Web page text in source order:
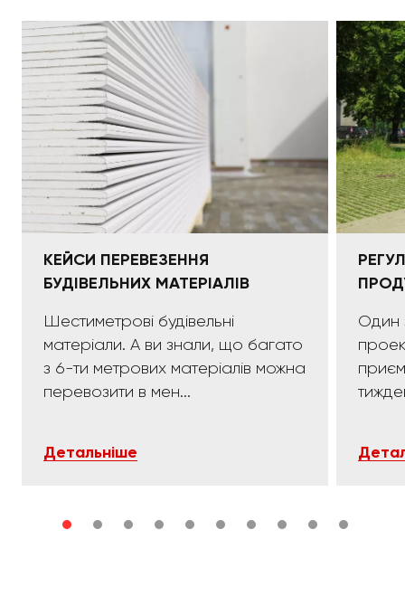
КЕЙСИ ПЕРЕВЕЗЕННЯ
БУДІВЕЛЬНИХ МАТЕРІАЛІВ
Шестиметрові будівельні
матеріали. А ви знали, що багато
з 6-ти метрових матеріалів можна
перевозити в мен...
Детальніше
Один
приємних:)).